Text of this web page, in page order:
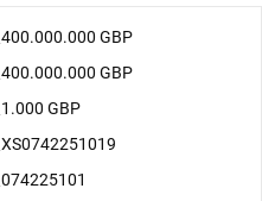
400.000.000 GBP
400.000.000 GBP
1.000 GBP
XS0742251019
074225101